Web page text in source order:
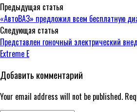
Предыдущая статья
«АвтоВАЗ» предложил всем бесплатную
Следующая статья
Представлен гоночный электрический
Extreme E
Добавить комментарий
Your email address will not be published.